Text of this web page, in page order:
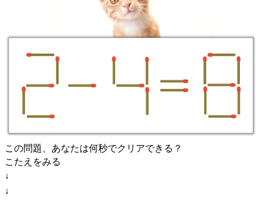
この問題、あなたは何秒でクリアできる？
こたえをみる
↓
↓